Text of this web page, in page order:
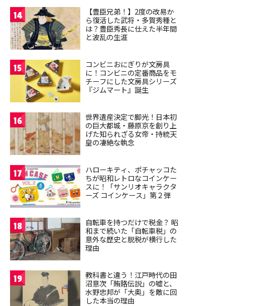
14
【豊臣兄弟！】2度の改易か
ら復活した武将・多賀秀種と
は？豊臣秀長に仕えた半年間
と波乱の生涯
15
コンビニおにぎりが文房具
に！コンビニの定番商品をモ
チーフにした文房具シリーズ
『ジムマート』誕生
16
世界遺産決定で脚光！日本初
の巨大都城・藤原京を創り上
げた知られざる女帝・持統天
皇の凄絶な執念
17
ハローキティ、ポチャッコた
ちが昭和レトロなコインケー
スに！「サンリオキャラクタ
ーズ コインケース」第２弾
18
自転車を持つだけで税金？ 昭
和まで続いた「自転車税」の
意外な歴史と脱税が横行した
理由
19
教科書と違う！江戸時代の田
沼意次「賄賂伝説」の嘘と、
水野忠邦が「大奥」を敵に回
した本当の理由